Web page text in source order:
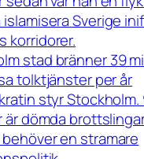
islamisera Sverige
korridorer.
stad bränner 39
tolktjänster per år
styr Stockholm.
är dömda
en stramare